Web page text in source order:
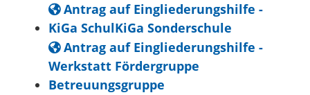
Antrag auf Eingliederungshilfe -
KiGa SchulKiGa Sonderschule
Antrag auf Eingliederungshilfe -
Werkstatt Fördergruppe
Betreuungsgruppe